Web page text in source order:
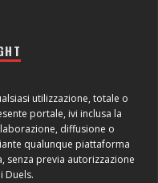
utilizzazione, totale o
portale, ivi inclusa la
diffusione o
qualunque piattaforma
senza previa autorizzazione
Duels.